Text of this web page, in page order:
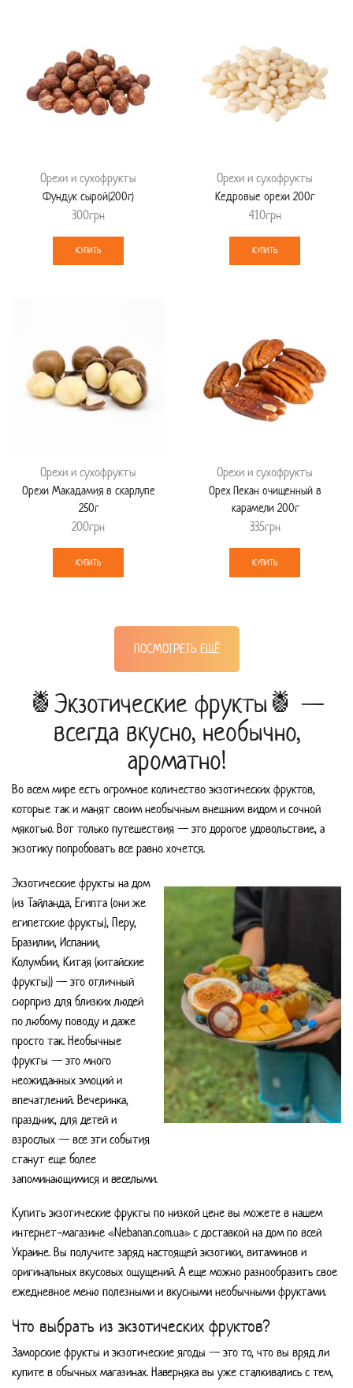
Орехи и сухофрукты
Фундук сырой(200г)
300грн
КУПИТЬ
Орехи и сухофрукты
Кедровые орехи 200г
410грн
КУПИТЬ
Орехи и сухофрукты
Орехи Макадамия в скарлупе
250г
200грн
КУПИТЬ
Орехи и сухофрукты
Орех Пекан очищенный в
карамели 200г
335грн
КУПИТЬ
ПОСМОТРЕТЬ ЕЩЁ
🍍Экзотические фрукты🍍 —
всегда вкусно, необычно,
ароматно!
Во всем мире есть огромное количество экзотических фруктов,
которые так и манят своим необычным внешним видом и сочной
мякотью. Вот только путешествия — это дорогое удовольствие, а
экзотику попробовать все равно хочется.
Экзотические фрукты на дом
(из Тайланда, Египта (они же
египетские фрукты), Перу,
Бразилии, Испании,
Колумбии, Китая (китайские
фрукты)) — это отличный
сюрприз для близких людей
по любому поводу и даже
просто так. Необычные
фрукты — это много
неожиданных эмоций и
впечатлений. Вечеринка,
праздник, для детей и
взрослых — все эти события
станут еще более
запоминающимися и веселыми.
Купить экзотические фрукты по низкой цене вы можете в нашем
интернет-магазине «Nebanan.com.ua» с доставкой на дом по всей
Украине. Вы получите заряд настоящей экзотики, витаминов и
оригинальных вкусовых ощущений. А еще можно разнообразить свое
ежедневное меню полезными и вкусными необычными фруктами.
Что выбрать из экзотических фруктов?
Заморские фрукты и экзотические ягоды — это то, что вы вряд ли
купите в обычных магазинах. Наверняка вы уже сталкивались с тем,